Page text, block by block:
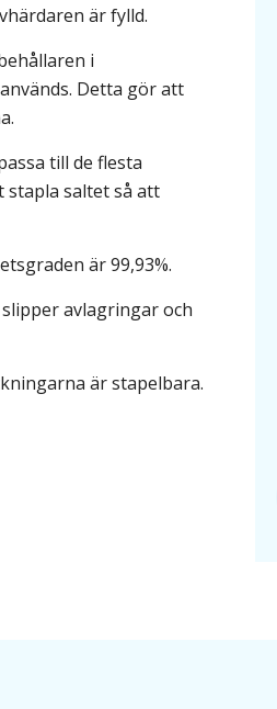
är fylld.
i
Detta gör att
till de flesta
stapla saltet så att
är 99,93%.
avlagringar och
är stapelbara.